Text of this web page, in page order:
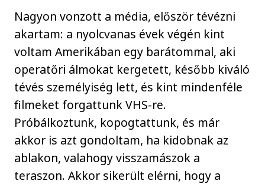
Nagyon vonzott a média, először tévézni
akartam: a nyolcvanas évek végén kint
voltam Amerikában egy barátommal, aki
operatőri álmokat kergetett, később kiváló
tévés személyiség lett, és kint mindenféle
filmeket forgattunk VHS-re.
Próbálkoztunk, kopogtattunk, és már
akkor is azt gondoltam, ha kidobnak az
ablakon, valahogy visszamászok a
teraszon. Akkor sikerült elérni, hogy a